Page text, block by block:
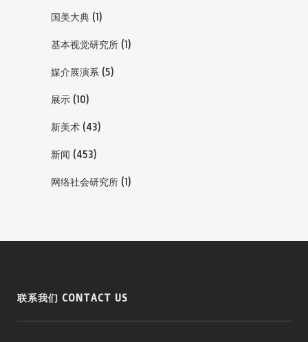
国美大典 (1)
基本视觉研究所 (1)
媒介展演系 (5)
展示 (10)
新美术 (43)
新闻 (453)
网络社会研究所 (1)
联系我们 CONTACT US